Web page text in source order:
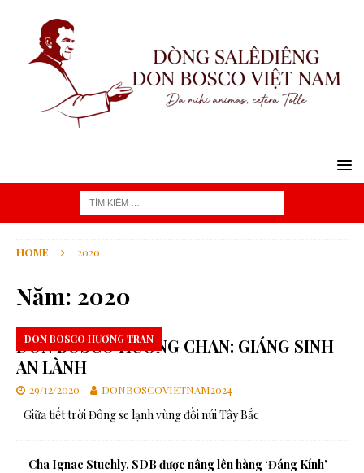
HOME 2020
Năm: 2020
DON BOSCO HƯƠNG TRAN
DON BOSCO HƯƠNG CHAN: GIÁNG SINH
AN LÀNH
29/12/2020 DONBOSCOVIETNAM2024
Giữa tiết trời Đông se lạnh vùng đồi núi Tây Bắc
Cha Ignac Stuchly, SDB được nâng lên hàng ‘Đáng Kính’